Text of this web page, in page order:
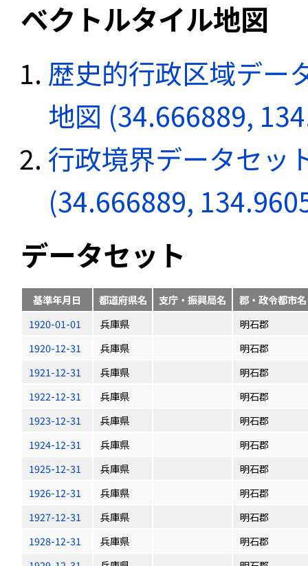
ベクトルタイル地図
歴史的行政区域デー
地図 (34.666889,
行政境界データセッ
(34.666889,
データセット
基準年月日 都道府県名 支庁・振興局名
郡・政令都市名
1920-01-01
兵庫県
明石郡
1920-12-31
兵庫県
明石郡
1921-12-31
兵庫県
明石郡
1922-12-31
兵庫県
明石郡
1923-12-31
兵庫県
明石郡
1924-12-31
兵庫県
明石郡
1925-12-31
兵庫県
明石郡
1926-12-31
兵庫県
明石郡
1927-12-31
兵庫県
明石郡
1928-12-31
兵庫県
明石郡